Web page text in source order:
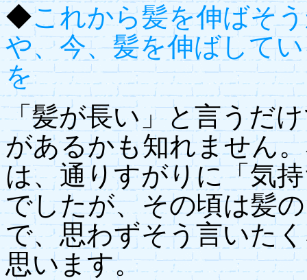
◆これから髪を伸ばそ
や、今、髪を伸ばして
を
「髪が長い」と言うだ
があるかも知れません
は、通りすがりに「気
でしたが、その頃は髪
で、思わずそう言いた
思います。